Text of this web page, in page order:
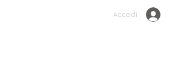
Accedi